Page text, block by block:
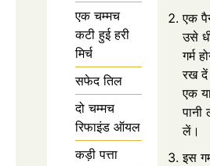
एक चम्मच
कटी हुई हरी
मिर्च
सफेद तिल
दो चम्मच
रिफाइंड ऑयल
कड़ी पत्ता
एक
उसे
गर्म
रख
एक
लें।
इस